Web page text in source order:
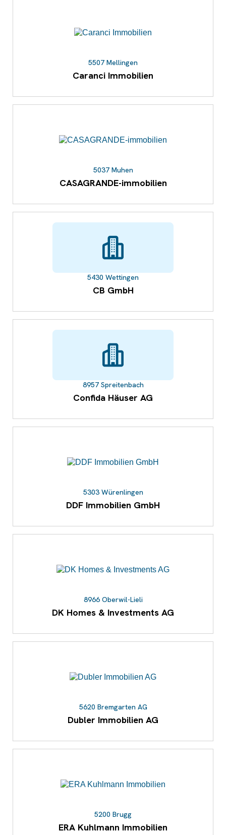
5507 Mellingen
Caranci Immobilien
5037 Muhen
CASAGRANDE-immobilien
5430 Wettingen
CB GmbH
8957 Spreitenbach
Confida Häuser AG
5303 Würenlingen
DDF Immobilien GmbH
8966 Oberwil-Lieli
DK Homes & Investments AG
5620 Bremgarten AG
Dubler Immobilien AG
5200 Brugg
ERA Kuhlmann Immobilien